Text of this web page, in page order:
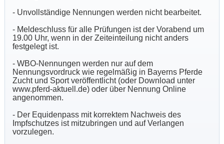
- Unvollständige Nennungen werden nicht bearbeitet.
- Meldeschluss für alle Prüfungen ist der Vorabend um
19.00 Uhr, wenn in der Zeiteinteilung nicht anders
festgelegt ist.
- WBO-Nennungen werden nur auf dem
Nennungsvordruck wie regelmäßig in Bayerns Pferde
Zucht und Sport veröffentlicht (oder Download unter
www.pferd-aktuell.de) oder über Nennung Online
angenommen.
- Der Equidenpass mit korrektem Nachweis des
Impfschutzes ist mitzubringen und auf Verlangen
vorzulegen.